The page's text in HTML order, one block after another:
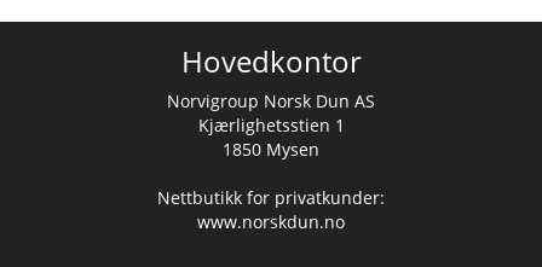
Hovedkontor
Norvigroup Norsk Dun AS
Kjærlighetsstien 1
1850 Mysen
Nettbutikk for privatkunder:
www.norskdun.no